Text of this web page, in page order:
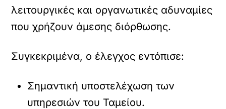
λειτουργικές και οργανωτικές αδυναμίες
που χρήζουν άμεσης διόρθωσης.
Συγκεκριμένα, ο έλεγχος εντόπισε:
Σημαντική υποστελέχωση των
υπηρεσιών του Ταμείου.